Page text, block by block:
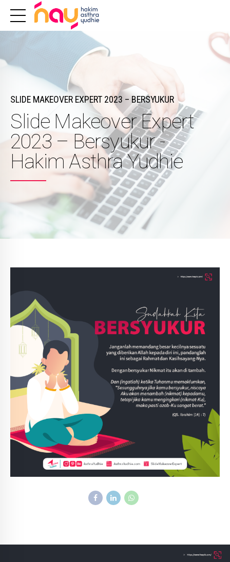
SLIDE MAKEOVER EXPERT 2023 – BERSYUKUR
Slide Makeover Expert
2023 – Bersyukur -
Hakim Asthra Yudhie